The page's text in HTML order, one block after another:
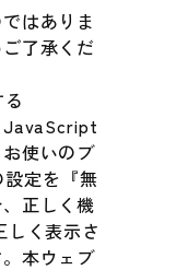
はありま
了承くだ
JavaScript
使いのブ
定を『無
正しく機
く表示さ
本ウェブ